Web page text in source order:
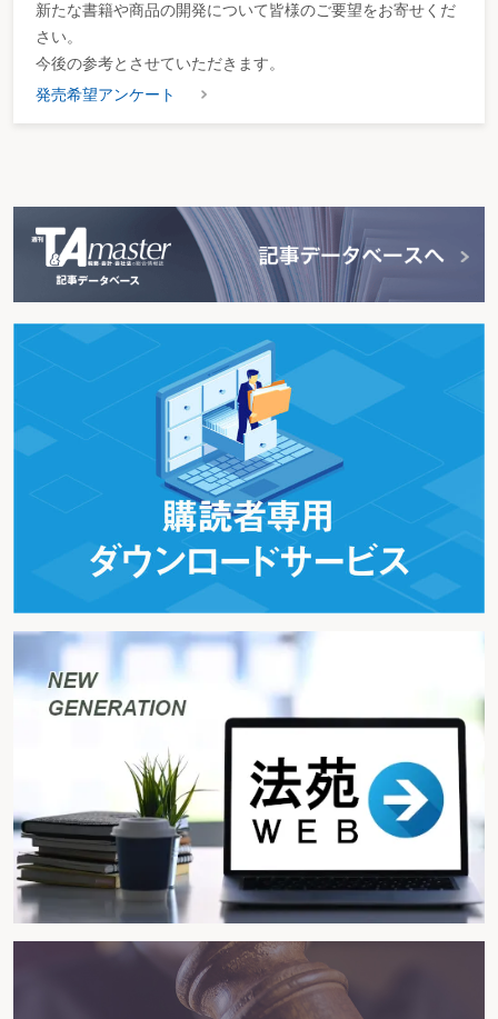
新たな書籍や商品の開発について皆様のご要望をお寄せくだ
さい。
今後の参考とさせていただきます。
発売希望アンケート